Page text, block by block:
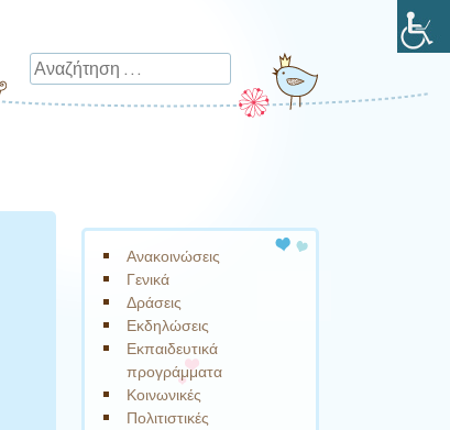
Αναζήτηση
Ανακοινώσεις
Γενικά
Δράσεις
Εκδηλώσεις
Εκπαιδευτικά
προγράμματα
Κοινωνικές
Πολιτιστικές